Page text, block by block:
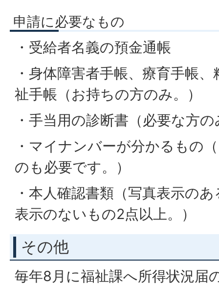
申請に必要なもの
・受給者名義の預金通帳
・身体障害者手帳、療育手帳
祉手帳（お持ちの方のみ。）
・手当用の診断書（必要な方
・マイナンバーが分かるもの
のも必要です。）
・本人確認書類（写真表示の
表示のないもの2点以上。）
その他
毎年8月に福祉課へ所得状況届